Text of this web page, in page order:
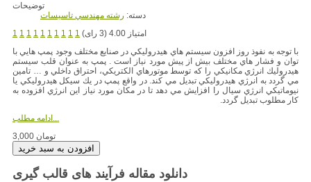
توضیحات
دسته: رشته مهندسي تاسيسات
1 1 1 1 1 1 1 1 1 1
امتیاز 4.00 (3 رای)
با توجه به نفوذ روز افزون سيستم هاي هيدروليكي در صنايع مختلف وجود پمپ هايي با
توان و فشار هاي مختلف بيش از پيش مورد نياز است . پمپ به عنوان قلب سيستم
هيدروليك انرژي مكانيكي را كه توسط موتورهاي الكتريكي، احتراق داخلي و … تامين
مي گردد به انرژي هيدروليكي تبديل مي كند. در واقع پمپ در يك سيكل هيدروليكي يا
نيوماتيكي انرژي سيال را افزايش مي دهد تا در مكان مورد نياز اين انرژي افزوده به
كار مطلوب تبديل گردد.
ادامه مطلب...
3,000 تومان